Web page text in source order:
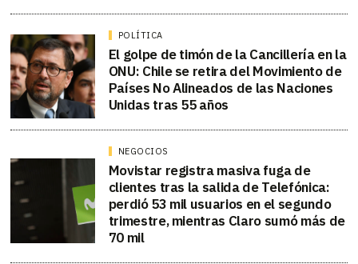
POLÍTICA
El golpe de timón de la Cancillería en la
ONU: Chile se retira del Movimiento de
Países No Alineados de las Naciones
Unidas tras 55 años
NEGOCIOS
Movistar registra masiva fuga de
clientes tras la salida de Telefónica:
perdió 53 mil usuarios en el segundo
trimestre, mientras Claro sumó más de
70 mil